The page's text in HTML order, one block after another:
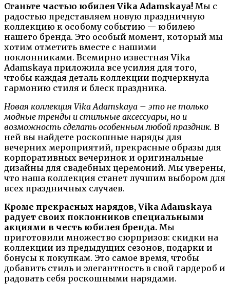
Станьте частью юбилея Vika Adamskaya! Мы с
радостью представляем новую праздничную
коллекцию к особому событию — юбилею
нашего бренда. Это особый момент, который мы
хотим отметить вместе с нашими
поклонниками. Всемирно известная Vika
Adamskaya приложила все усилия для того,
чтобы каждая деталь коллекции подчеркнула
гармонию стиля и блеск праздника.
Новая коллекция Vika Adamskaya – это не только
модные тренды и стильные аксессуары, но и
возможность сделать особенным любой праздник. В
ней вы найдете роскошные наряды для
вечерних мероприятий, прекрасные образы для
корпоративных вечеринок и оригинальные
дизайны для свадебных церемоний. Мы уверены,
что наша коллекция станет лучшим выбором для
всех праздничных случаев.
Кроме прекрасных нарядов, Vika Adamskaya
радует своих поклонников специальными
акциями в честь юбилея бренда. Мы
приготовили множество сюрпризов: скидки на
коллекции из предыдущих сезонов, подарки и
бонусы к покупкам. Это самое время, чтобы
добавить стиль и элегантность в свой гардероб и
радовать себя роскошными нарядами.